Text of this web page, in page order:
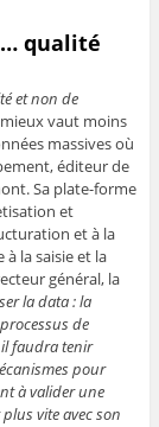
qualité
et non de
vaut moins
massives où
éditeur de
Sa plate-forme
et
et à la
la saisie et la
général, la
la data : la
de
faudra tenir
pour
à valider une
vite avec son